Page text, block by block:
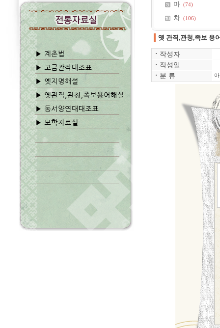
마 (74)
차 (106)
옛 관직,관청,족보 용
ㆍ 작성자
ㆍ 작성일
ㆍ 분 류 아